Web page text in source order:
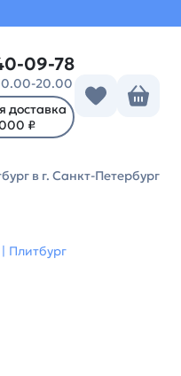
09-78
20.00
доставка
₽
в г. Санкт-Петербург
Плитбург